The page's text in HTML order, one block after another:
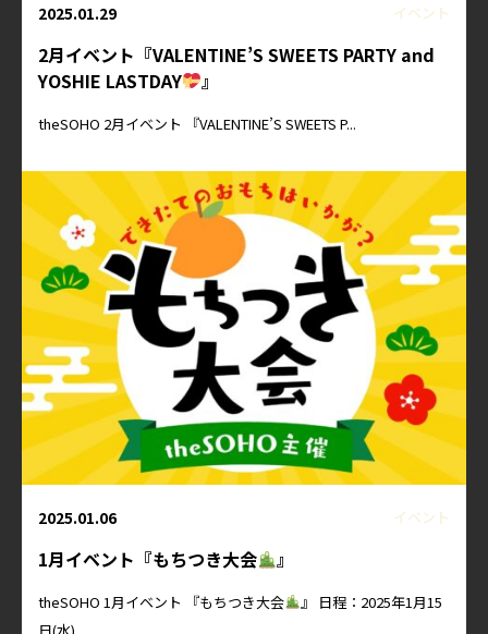
2025.01.29 イベント
2月イベント『VALENTINE’S SWEETS PARTY and
YOSHIE LASTDAY
』
theSOHO 2月イベント 『VALENTINE’S SWEETS P...
2025.01.06 イベント
1月イベント『もちつき大会 』
theSOHO 1月イベント 『もちつき大会
』 日程：2025年1月15